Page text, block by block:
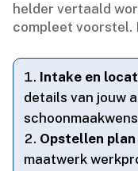
helder vertaald
compleet voorstel.​
Intake en
details van jouw
Opstellen plan
maatwerk